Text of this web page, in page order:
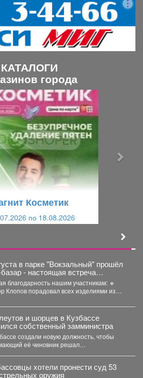
КАТАЛОГИ
города
Косметик
по 18.08.2026
в парке "Вокзальный" прошёл
- настоящая встреча
вдохновения и уникальных
благодарность нашим участникам: 🔹
Клопов порадовал всех изделиями из
и шорцев в Кузбассе
собственный замминистра
создали новую должность, чтобы
её чиновник решал
хотели пронести суд 53
оружия